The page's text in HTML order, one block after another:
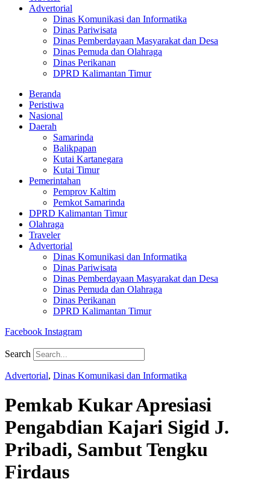
Advertorial
Dinas Komunikasi dan Informatika
Dinas Pariwisata
Dinas Pemberdayaan Masyarakat dan Desa
Dinas Pemuda dan Olahraga
Dinas Perikanan
DPRD Kalimantan Timur
Beranda
Peristiwa
Nasional
Daerah
Samarinda
Balikpapan
Kutai Kartanegara
Kutai Timur
Pemerintahan
Pemprov Kaltim
Pemkot Samarinda
DPRD Kalimantan Timur
Olahraga
Traveler
Advertorial
Dinas Komunikasi dan Informatika
Dinas Pariwisata
Dinas Pemberdayaan Masyarakat dan Desa
Dinas Pemuda dan Olahraga
Dinas Perikanan
DPRD Kalimantan Timur
Facebook Instagram
Search
Advertorial, Dinas Komunikasi dan Informatika
Pemkab Kukar Apresiasi
Pengabdian Kajari Sigid J.
Pribadi, Sambut Tengku
Firdaus